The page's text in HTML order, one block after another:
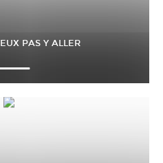
PAS Y ALLER